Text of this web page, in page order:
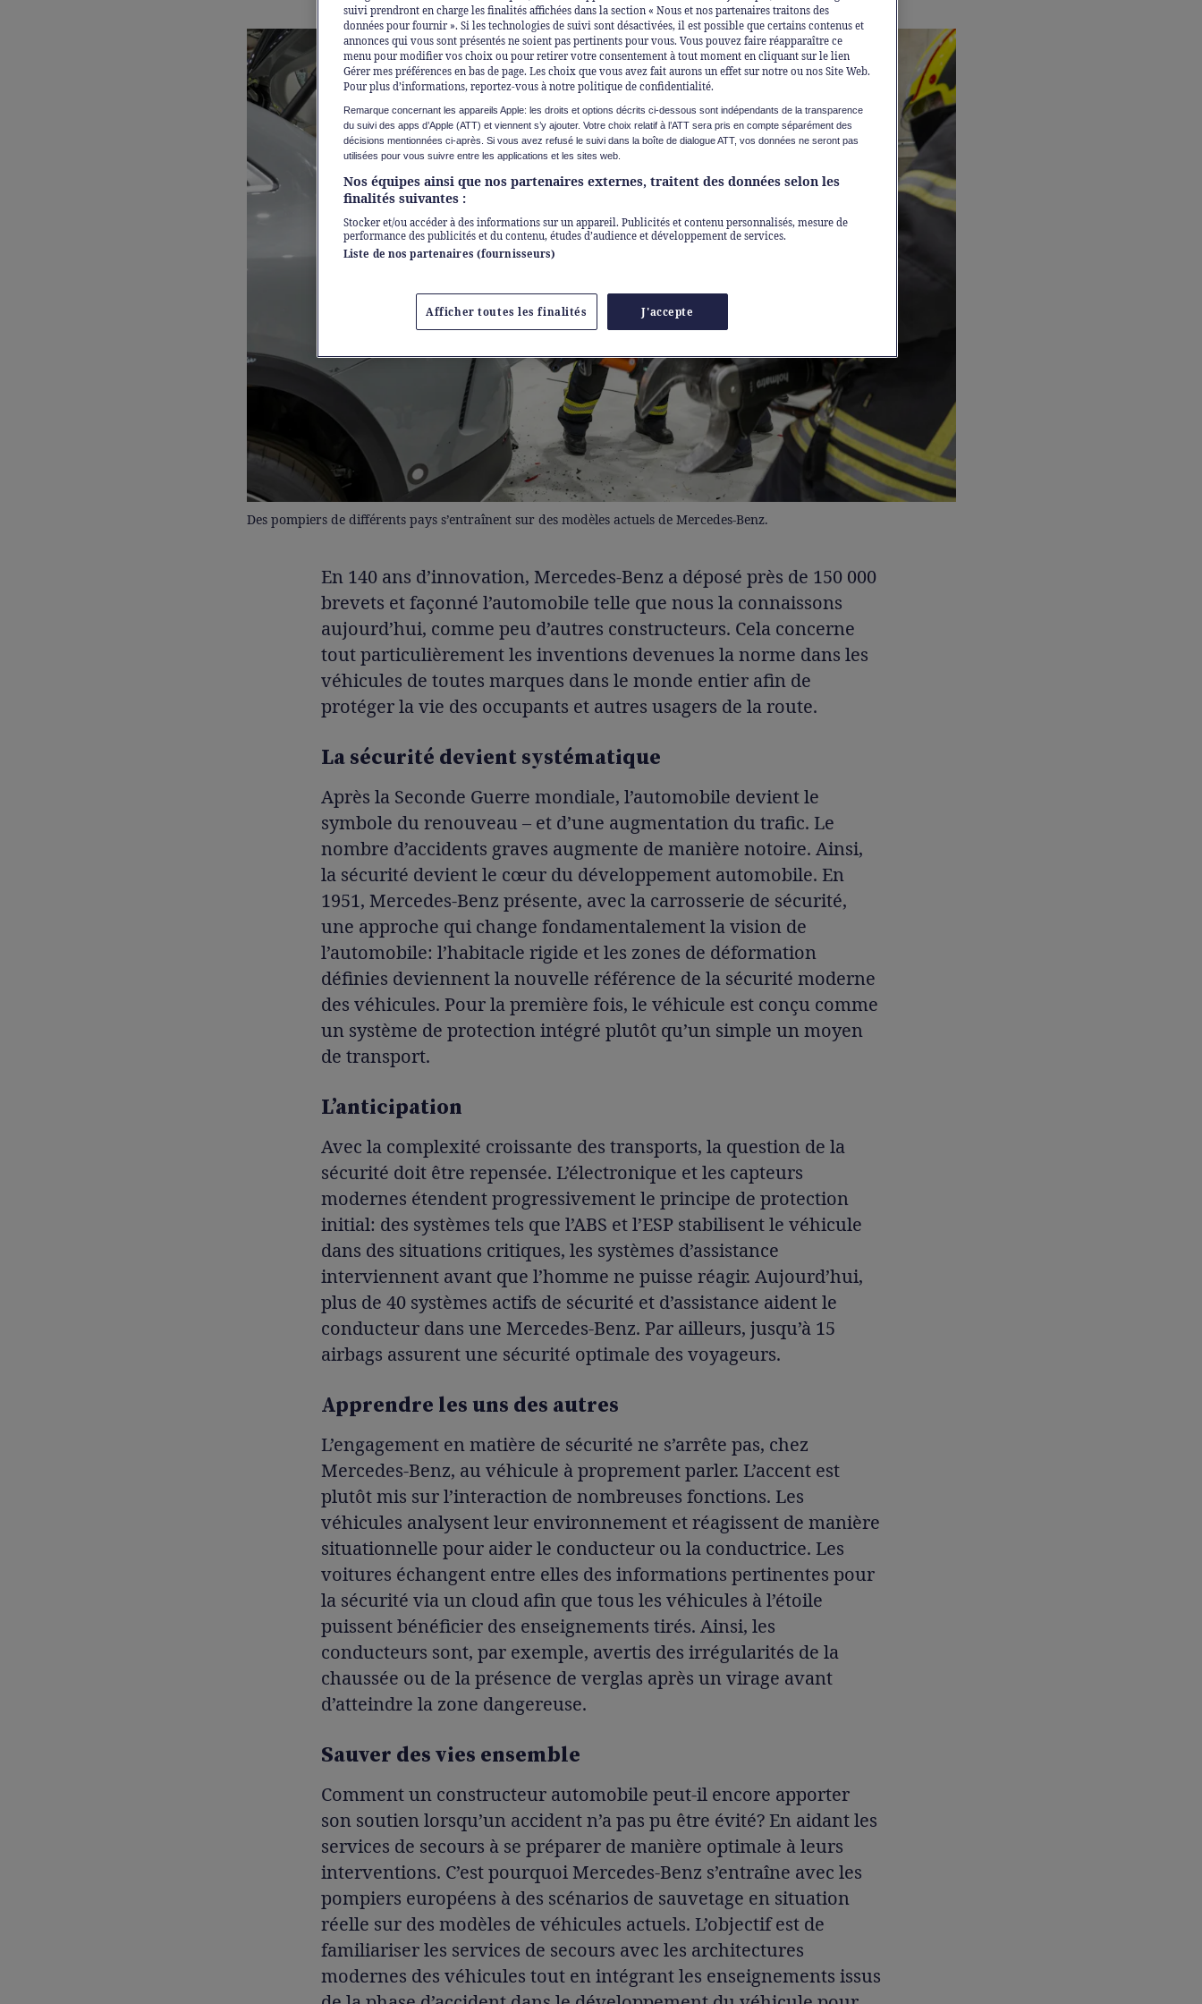
Des pompiers de différents pays s’entraînent sur des modèles actuels de Mercedes-Benz.
En 140 ans d’innovation, Mercedes-Benz a déposé près de 150 000
brevets et façonné l’automobile telle que nous la connaissons
aujourd’hui, comme peu d’autres constructeurs. Cela concerne
tout particulièrement les inventions devenues la norme dans les
véhicules de toutes marques dans le monde entier afin de
protéger la vie des occupants et autres usagers de la route.
La sécurité devient systématique
Après la Seconde Guerre mondiale, l’automobile devient le
symbole du renouveau – et d’une augmentation du trafic. Le
nombre d’accidents graves augmente de manière notoire. Ainsi,
la sécurité devient le cœur du développement automobile. En
1951, Mercedes-Benz présente, avec la carrosserie de sécurité,
une approche qui change fondamentalement la vision de
l’automobile: l’habitacle rigide et les zones de déformation
définies deviennent la nouvelle référence de la sécurité moderne
des véhicules. Pour la première fois, le véhicule est conçu comme
un système de protection intégré plutôt qu’un simple un moyen
de transport.
L’anticipation
Avec la complexité croissante des transports, la question de la
sécurité doit être repensée. L’électronique et les capteurs
modernes étendent progressivement le principe de protection
initial: des systèmes tels que l’ABS et l’ESP stabilisent le véhicule
dans des situations critiques, les systèmes d’assistance
interviennent avant que l’homme ne puisse réagir. Aujourd’hui,
plus de 40 systèmes actifs de sécurité et d’assistance aident le
conducteur dans une Mercedes-Benz. Par ailleurs, jusqu’à 15
airbags assurent une sécurité optimale des voyageurs.
Apprendre les uns des autres
L’engagement en matière de sécurité ne s’arrête pas, chez
Mercedes-Benz, au véhicule à proprement parler. L’accent est
plutôt mis sur l’interaction de nombreuses fonctions. Les
véhicules analysent leur environnement et réagissent de manière
situationnelle pour aider le conducteur ou la conductrice. Les
voitures échangent entre elles des informations pertinentes pour
la sécurité via un cloud afin que tous les véhicules à l’étoile
puissent bénéficier des enseignements tirés. Ainsi, les
conducteurs sont, par exemple, avertis des irrégularités de la
chaussée ou de la présence de verglas après un virage avant
d’atteindre la zone dangereuse.
Sauver des vies ensemble
Comment un constructeur automobile peut-il encore apporter
son soutien lorsqu’un accident n’a pas pu être évité? En aidant les
services de secours à se préparer de manière optimale à leurs
interventions. C’est pourquoi Mercedes-Benz s’entraîne avec les
pompiers européens à des scénarios de sauvetage en situation
réelle sur des modèles de véhicules actuels. L’objectif est de
familiariser les services de secours avec les architectures
modernes des véhicules tout en intégrant les enseignements issus
suivi prendront en charge les finalités affichées dans la section « Nous et nos partenaires traitons des
données pour fournir ». Si les technologies de suivi sont désactivées, il est possible que certains contenus et
annonces qui vous sont présentés ne soient pas pertinents pour vous. Vous pouvez faire réapparaître ce
menu pour modifier vos choix ou pour retirer votre consentement à tout moment en cliquant sur le lien
Gérer mes préférences en bas de page. Les choix que vous avez fait aurons un effet sur notre ou nos Site Web.
Pour plus d’informations, reportez-vous à notre politique de confidentialité.
Remarque concernant les appareils Apple: les droits et options décrits ci-dessous sont indépendants de la transparence
du suivi des apps d’Apple (ATT) et viennent s’y ajouter. Votre choix relatif à l’ATT sera pris en compte séparément des
décisions mentionnées ci-après. Si vous avez refusé le suivi dans la boîte de dialogue ATT, vos données ne seront pas
utilisées pour vous suivre entre les applications et les sites web.
Nos équipes ainsi que nos partenaires externes, traitent des données selon les
finalités suivantes :
Stocker et/ou accéder à des informations sur un appareil. Publicités et contenu personnalisés, mesure de
performance des publicités et du contenu, études d’audience et développement de services.
Liste de nos partenaires (fournisseurs)
Afficher toutes les finalités J'accepte